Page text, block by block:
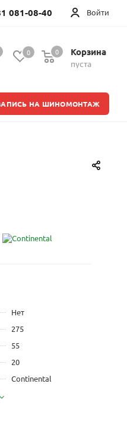
Войти
081-08-40
0 Корзина
пуста
0
НА ШИНОМОНТАЖ
Нет
275
55
20
Continental